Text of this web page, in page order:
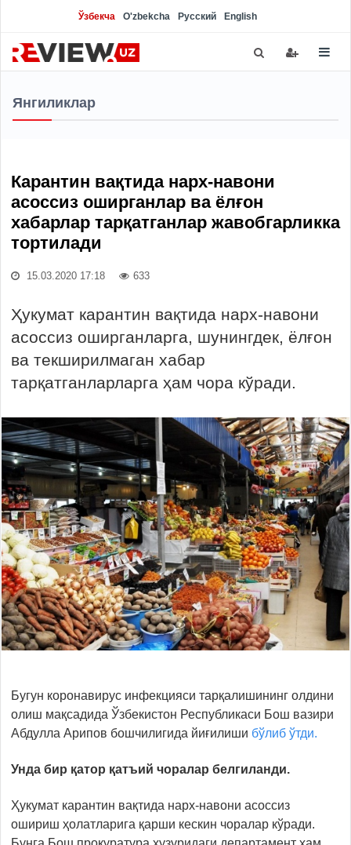
Ўзбекча O'zbekcha Русский English
Янгиликлар
Карантин вақтида нарх-навони
асоссиз оширганлар ва ёлғон
хабарлар тарқатганлар жавобгарликка
тортилади
15.03.2020 17:18 633
Ҳукумат карантин вақтида нарх-навони
асоссиз оширганларга, шунингдек, ёлғон
ва текширилмаган хабар
тарқатганларларга ҳам чора кўради.
Бугун коронавирус инфекцияси тарқалишининг олдини
олиш мақсадида Ўзбекистон Республикаси Бош вазири
Абдулла Арипов бошчилигида йиғилиши бўлиб ўтди.
Унда бир қатор қатъий чоралар белгиланди.
Ҳукумат карантин вақтида нарх-навони асоссиз
ошириш ҳолатларига қарши кескин чоралар кўради.